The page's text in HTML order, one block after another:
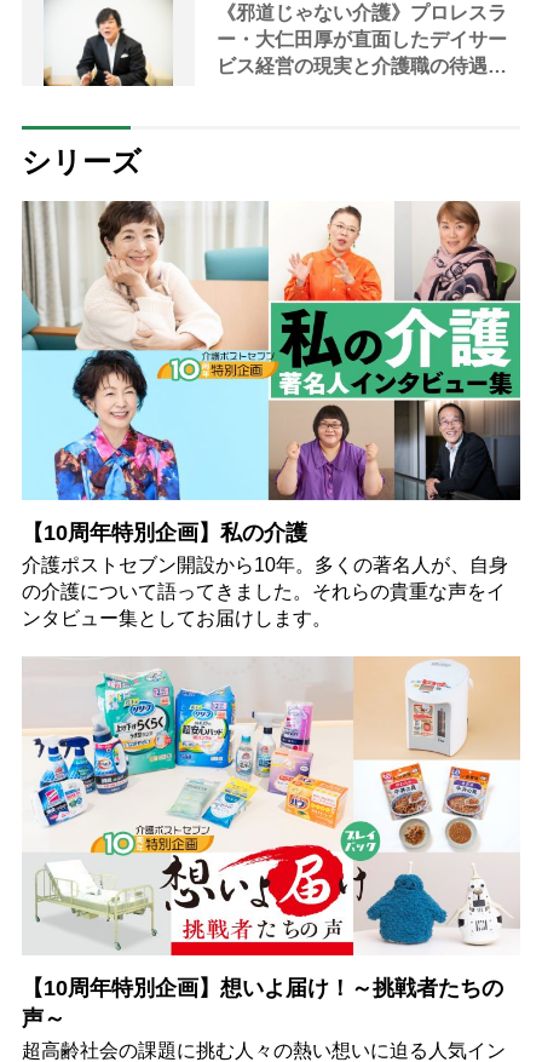
《邪道じゃない介護》プロレスラ
ー・大仁田厚が直面したデイサー
ビス経営の現実と介護職の待遇改
シリーズ
【10周年特別企画】私の介護
介護ポストセブン開設から10年。多くの著名人が、自身
の介護について語ってきました。それらの貴重な声をイ
ンタビュー集としてお届けします。
【10周年特別企画】想いよ届け！～挑戦者たちの
声～
超高齢社会の課題に挑む人々の熱い想いに迫る人気イン